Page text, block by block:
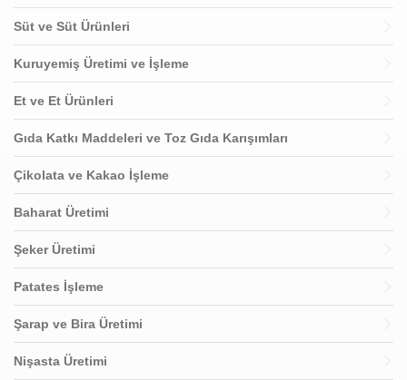
Süt ve Süt Ürünleri
Kuruyemiş Üretimi ve İşleme
Et ve Et Ürünleri
Gıda Katkı Maddeleri ve Toz Gıda Karışımları
Çikolata ve Kakao İşleme
Baharat Üretimi
Şeker Üretimi
Patates İşleme
Şarap ve Bira Üretimi
Nişasta Üretimi